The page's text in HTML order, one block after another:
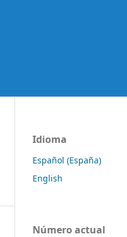
Idioma
Español (España)
English
Número actual